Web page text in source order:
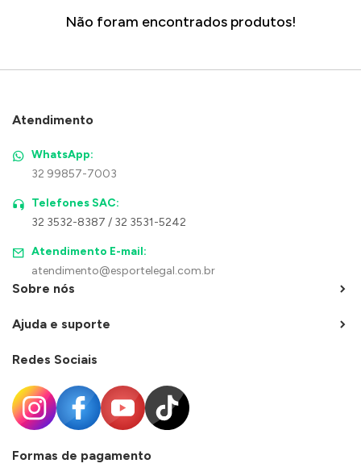
Não foram encontrados produtos!
Atendimento
WhatsApp:
32 99857-7003
Telefones SAC:
32 3532-8387 / 32 3531-5242
Atendimento E-mail:
atendimento@esportelegal.com.br
Sobre nós
Ajuda e suporte
Redes Sociais
Formas de pagamento